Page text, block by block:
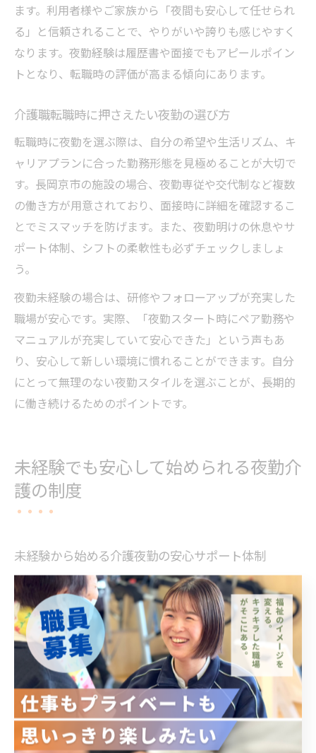
ます。利用者様やご家族から「夜間も安心して任せられ
る」と信頼されることで、やりがいや誇りも感じやすく
なります。夜勤経験は履歴書や面接でもアピールポイン
トとなり、転職時の評価が高まる傾向にあります。
介護職転職時に押さえたい夜勤の選び方
転職時に夜勤を選ぶ際は、自分の希望や生活リズム、キ
ャリアプランに合った勤務形態を見極めることが大切で
す。長岡京市の施設の場合、夜勤専従や交代制など複数
の働き方が用意されており、面接時に詳細を確認するこ
とでミスマッチを防げます。また、夜勤明けの休息やサ
ポート体制、シフトの柔軟性も必ずチェックしましょ
う。
夜勤未経験の場合は、研修やフォローアップが充実した
職場が安心です。実際、「夜勤スタート時にペア勤務や
マニュアルが充実していて安心できた」という声もあ
り、安心して新しい環境に慣れることができます。自分
にとって無理のない夜勤スタイルを選ぶことが、長期的
に働き続けるためのポイントです。
未経験でも安心して始められる夜勤介
護の制度
未経験から始める介護夜勤の安心サポート体制
夜勤介護の仕事は、未経験の方でも安心してスタートで
きる環境が整っています。特に京都府長岡京市の介護施
設では、入職後すぐに手厚いサポートが受けられる体制
が特徴です。夜勤は生活リズムが変わるため不安を感じ
る方も多いですが、現場では新人向けのオリエンテーシ
ョンや先輩スタッフのマンツーマン指導が用意されてい
ます。
例えば、夜間は複数名体制で業務を行い、困ったときに